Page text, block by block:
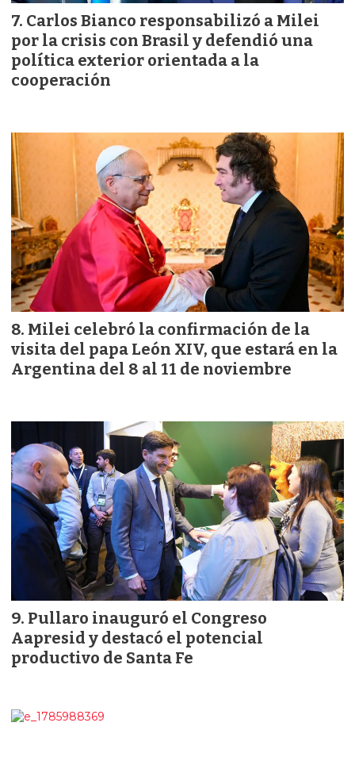
Carlos Bianco responsabilizó a Milei
por la crisis con Brasil y defendió una
política exterior orientada a la
cooperación
Milei celebró la confirmación de la
visita del papa León XIV, que estará en la
Argentina del 8 al 11 de noviembre
Pullaro inauguró el Congreso
Aapresid y destacó el potencial
productivo de Santa Fe